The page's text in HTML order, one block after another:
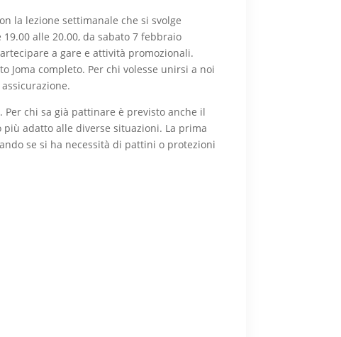
la lezione settimanale che si svolge
alle 20.00, da sabato 7 febbraio
a gare e attività promozionali.
Joma completo. Per chi volesse unirsi a noi
chi sa già pattinare è previsto anche il
adatto alle diverse situazioni. La prima
se si ha necessità di pattini o protezioni